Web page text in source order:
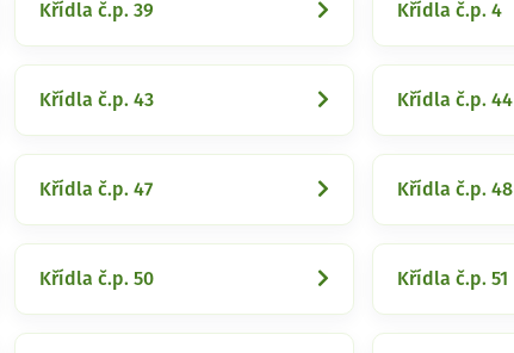
Křídla č.p. 39 Křídla č.p. 4
Křídla č.p. 43 Křídla č.p. 44
Křídla č.p. 47 Křídla č.p. 48
Křídla č.p. 50 Křídla č.p. 51